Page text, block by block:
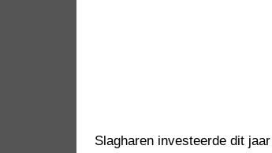
Slagharen investeerde dit